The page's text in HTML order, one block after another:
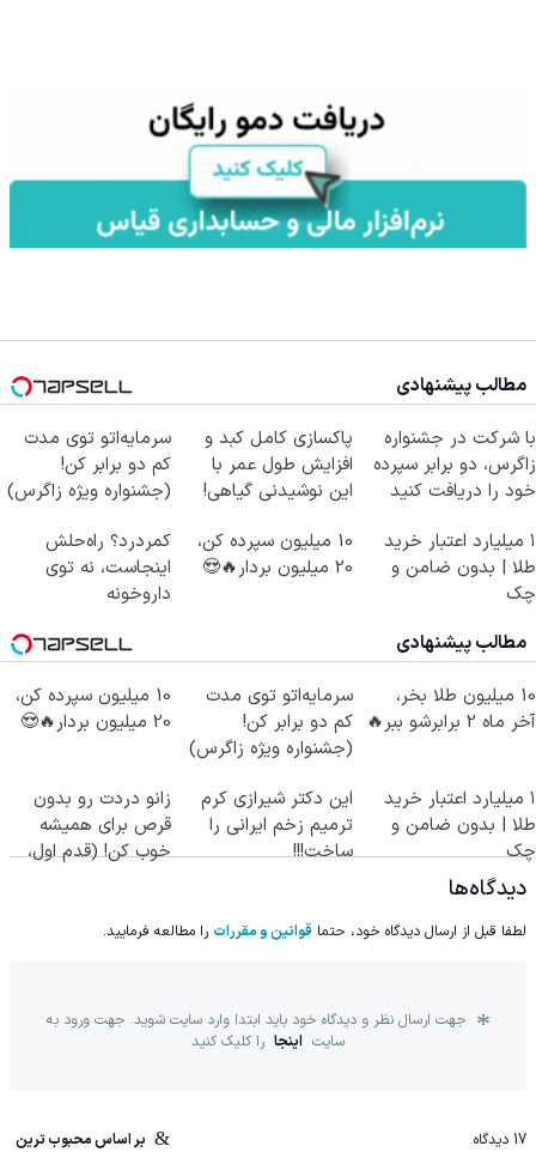
مطالب پیشنهادی
با شرکت در جشنواره
زاگرس، دو برابر سپرده
خود را دریافت کنید
پاکسازی کامل کبد و
افزایش طول عمر با
این نوشیدنی گیاهی!
سرمایه‌اتو توی مدت
کم دو برابر کن!
(جشنواره ویژه زاگرس)
۱ میلیارد اعتبار خرید
طلا | بدون ضامن و
چک
10 میلیون سپرده کن،
20 میلیون بردار🔥😍
کمردرد؟ راه‌حلش
اینجاست، نه توی
داروخونه
مطالب پیشنهادی
10 میلیون طلا بخر،
آخر ماه 2 برابرشو ببر🔥
سرمایه‌اتو توی مدت
کم دو برابر کن!
(جشنواره ویژه زاگرس)
10 میلیون سپرده کن،
20 میلیون بردار🔥😍
۱ میلیارد اعتبار خرید
طلا | بدون ضامن و
چک
این دکتر شیرازی کرم
ترمیم زخم ایرانی را
ساخت!!!
زانو دردت رو بدون
قرص برای همیشه
خوب کن! (قدم اول،
دیدگاه‌ها
لطفا قبل از ارسال دیدگاه خود، حتما قوانین و مقررات را مطالعه فرمایید.
جهت ارسال نظر و دیدگاه خود باید ابتدا وارد سایت شوید. جهت ورود به
سایت اینجا را کلیک کنید
17 دیدگاه بر اساس محبوب ترین